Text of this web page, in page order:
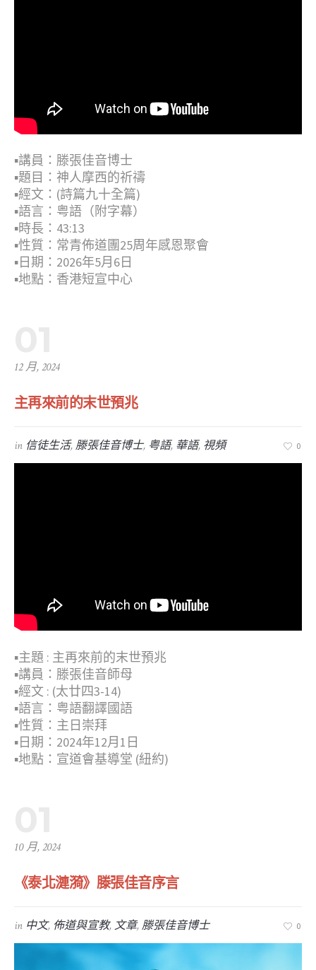
▪︎講員：滕張佳音博士
▪︎題目：神人摩西的祈禱
▪︎經文：(詩篇九十全篇)
▪︎語言：粤語（附字幕）
▪︎時長：43:13
▪︎性質：常青佈道團25周年感恩聚會
▪︎日期：2026年5月6日
▪︎地點：香港短宣中心
12 月, 2024
主再來前的末世預兆
in 信徒生活,滕張佳音博士, 粤語, 華語, 視頻 0
▪︎主題 : 主再來前的末世預兆
▪︎講員：滕張佳音師母
▪︎經文 : (太廿四3-14)
▪︎語言：粤語翻譯國語
▪︎性質：主日崇拜
▪︎日期：2024年12月1日
▪︎地點：宣道會基導堂 (紐約)
10 月, 2024
《泰北漣漪》滕張佳音序言
in 中文, 佈道與宣教,文章,滕張佳音博士 0